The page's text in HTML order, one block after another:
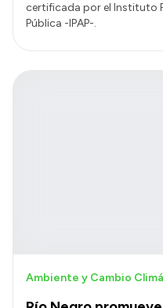
certificada por el Instituto
Pública -IPAP-.
Ambiente y Cambio